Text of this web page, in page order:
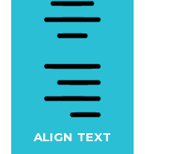
ALIGN TEXT